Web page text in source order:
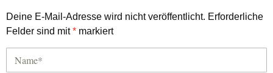
Deine E-Mail-Adresse wird nicht veröffentlicht. Erforderliche
Felder sind mit* markiert